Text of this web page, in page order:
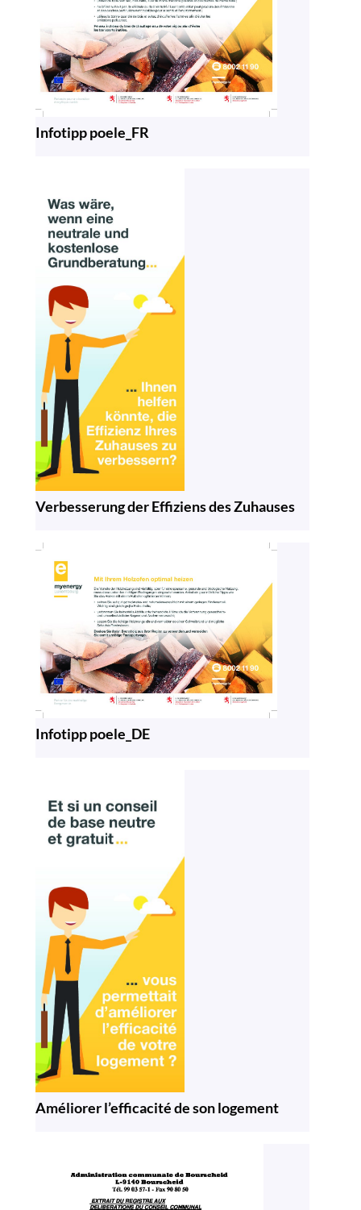
Infotipp poele_FR
Verbesserung der Effiziens des Zuhauses
Infotipp poele_DE
Améliorer l’efficacité de son logement